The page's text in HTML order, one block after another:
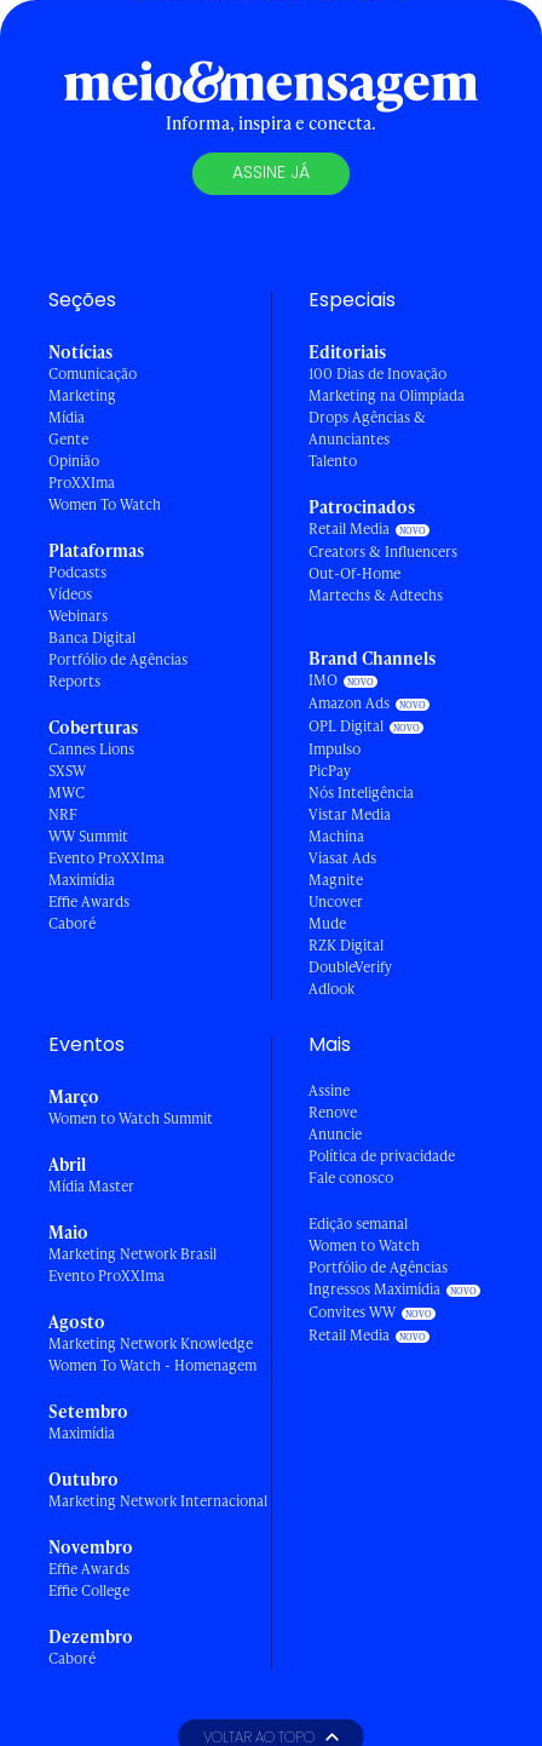
Informa, inspira e conecta.
ASSINE JÁ
Seções
Notícias
Comunicação
Marketing
Mídia
Gente
Opinião
ProXXIma
Women To Watch
Plataformas
Podcasts
Vídeos
Webinars
Banca Digital
Portfólio de Agências
Reports
Coberturas
Cannes Lions
SXSW
MWC
NRF
WW Summit
Evento ProXXIma
Maximídia
Effie Awards
Caboré
Especiais
Editoriais
100 Dias de Inovação
Marketing na Olimpíada
Drops Agências &
Anunciantes
Talento
Patrocinados
Retail Media
Creators & Influencers
Out-Of-Home
Martechs & Adtechs
Brand Channels
IMO
Amazon Ads
OPL Digital
Impulso
PicPay
Nós Inteligência
Vistar Media
Machina
Viasat Ads
Magnite
Uncover
Mude
RZK Digital
DoubleVerify
Adlook
Eventos
Março
Women to Watch Summit
Abril
Mídia Master
Maio
Marketing Network Brasil
Evento ProXXIma
Agosto
Marketing Network Knowledge
Women To Watch - Homenagem
Setembro
Maximídia
Outubro
Marketing Network Internacional
Novembro
Effie Awards
Effie College
Dezembro
Caboré
Mais
Assine
Renove
Anuncie
Política de privacidade
Fale conosco
Edição semanal
Women to Watch
Portfólio de Agências
Ingressos Maximídia
Convites WW
Retail Media
VOLTAR AO TOPO